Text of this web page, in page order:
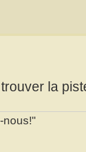
la
nous!"